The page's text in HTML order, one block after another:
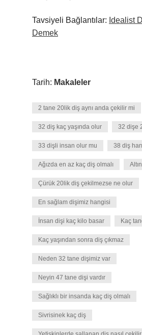
Tavsiyeli Bağlantılar: Idealist
Demek
Tarih: Makaleler
2 tane 20lik diş aynı anda çekilir mi
32 diş kaç yaşında olur 32 dişe
33 dişli insan olur mu 38 diş
Ağızda en az kaç diş olmalı
Çürük 20lik diş çekilmezse ne olur
En sağlam dişimiz hangisi
İnsan dişi kaç kilo basar Kaç
Kaç yaşından sonra diş çıkmaz
Neden 32 tane dişimiz var
Neyin 47 tane dişi vardır
Sağlıklı bir insanda kaç diş olmalı
Sivrisinek kaç diş